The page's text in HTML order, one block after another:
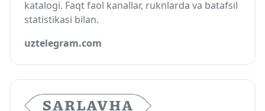
katalogi. Faqt faol kanallar, ruknlarda va batafsil
statistikasi bilan.
uztelegram.com